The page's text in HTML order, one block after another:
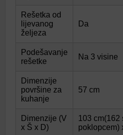
Rešetka od
lijevanog
željeza
Da
Podešavanje
rešetke
Na 3 visine
Dimenzije
površine za
kuhanje
57 cm
Dimenzije (V
x Š x D)
103 cm(162
poklopcem)